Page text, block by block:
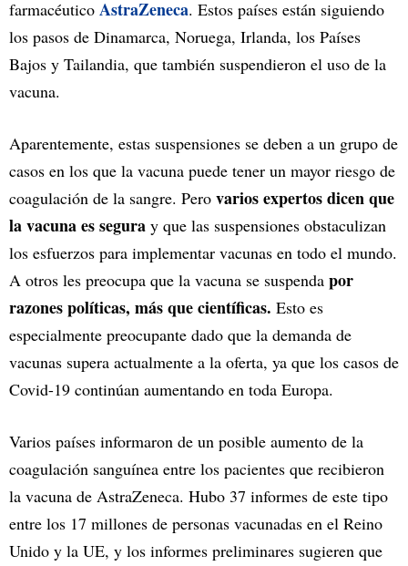
farmacéutico AstraZeneca. Estos países están siguiendo
los pasos de Dinamarca, Noruega, Irlanda, los Países
Bajos y Tailandia, que también suspendieron el uso de la
vacuna.
Aparentemente, estas suspensiones se deben a un grupo de
casos en los que la vacuna puede tener un mayor riesgo de
coagulación de la sangre. Pero varios expertos dicen que
la vacuna es segura y que las suspensiones obstaculizan
los esfuerzos para implementar vacunas en todo el mundo.
A otros les preocupa que la vacuna se suspenda por
razones políticas, más que científicas. Esto es
especialmente preocupante dado que la demanda de
vacunas supera actualmente a la oferta, ya que los casos de
Covid-19 continúan aumentando en toda Europa.
Varios países informaron de un posible aumento de la
coagulación sanguínea entre los pacientes que recibieron
la vacuna de AstraZeneca. Hubo 37 informes de este tipo
entre los 17 millones de personas vacunadas en el Reino
Unido y la UE, y los informes preliminares sugieren que